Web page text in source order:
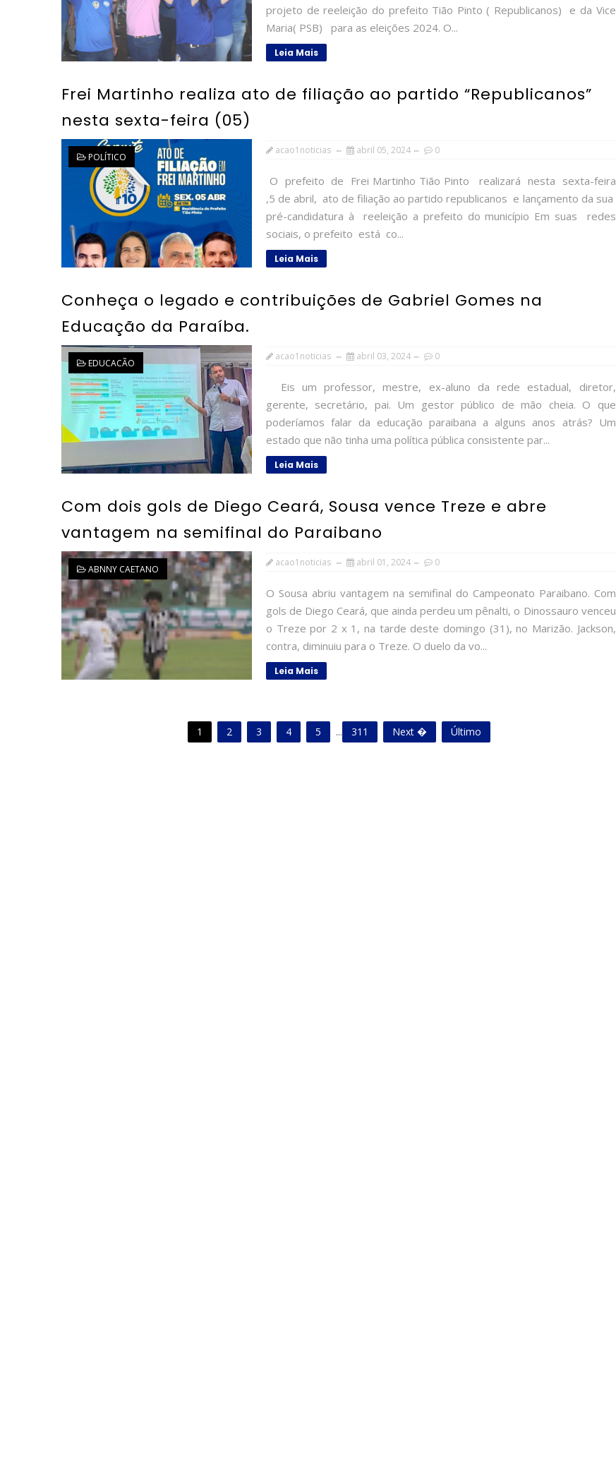
projeto de reeleição do prefeito Tião Pinto ( Republicanos) e da Vice
Maria( PSB) para as eleições 2024. O...
Leia Mais
Frei Martinho realiza ato de filiação ao partido “Republicanos”
nesta sexta-feira (05)
POLÍTICO
acao1noticias abril 05, 2024 0
O prefeito de Frei Martinho Tião Pinto realizará nesta sexta-feira
,5 de abril, ato de filiação ao partido republicanos e lançamento da sua
pré-candidatura à reeleição a prefeito do município Em suas redes
sociais, o prefeito está co...
Leia Mais
Conheça o legado e contribuições de Gabriel Gomes na
Educação da Paraíba.
EDUCACÃO
acao1noticias abril 03, 2024 0
Eis um professor, mestre, ex-aluno da rede estadual, diretor,
gerente, secretário, pai. Um gestor público de mão cheia. O que
poderíamos falar da educação paraibana a alguns anos atrás? Um
estado que não tinha uma política pública consistente par...
Leia Mais
Com dois gols de Diego Ceará, Sousa vence Treze e abre
vantagem na semifinal do Paraibano
ABNNY CAETANO
acao1noticias abril 01, 2024 0
O Sousa abriu vantagem na semifinal do Campeonato Paraibano. Com
gols de Diego Ceará, que ainda perdeu um pênalti, o Dinossauro venceu
o Treze por 2 x 1, na tarde deste domingo (31), no Marizão. Jackson,
contra, diminuiu para o Treze. O duelo da vo...
Leia Mais
1 2 3 4 5 ... 311 Next � Último